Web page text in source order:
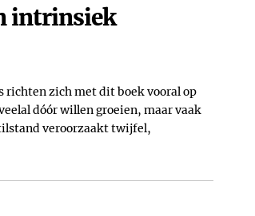
intrinsiek
richten zich met dit boek vooral op
dóór willen groeien, maar vaak
veroorzaakt twijfel,